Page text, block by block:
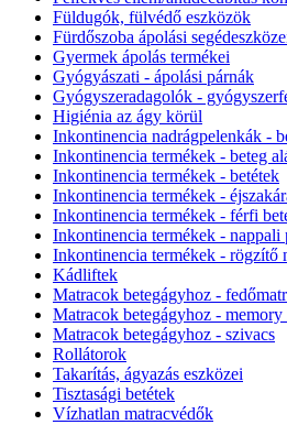
Füldugók, fülvédő eszközök
Fürdőszoba ápolási
Gyermek ápolás termékei
Gyógyászati - ápolási párnák
Gyógyszeradagolók -
Higiénia az ágy körül
Inkontinencia nadrágpelenkák -
Inkontinencia termékek - beteg
Inkontinencia termékek - betétek
Inkontinencia termékek -
Inkontinencia termékek - férfi
Inkontinencia termékek - nappali
Inkontinencia termékek - rögzítő
Kádliftek
Matracok betegágyhoz -
Matracok betegágyhoz - memory
Matracok betegágyhoz - szivacs
Rollátorok
Takarítás, ágyazás eszközei
Tisztasági betétek
Vízhatlan matracvédők